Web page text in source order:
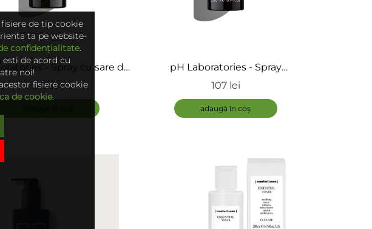
- Spray cu sare de
mare - Sea Salt Spray
147 lei
pH Laboratories - Spray
texturizant cu efect de volum -
107 lei
adaugă în coș
de tip cookie
ta pe website-
confidențialitate.
de acord cu
noi!
fisiere cookie
de cookie.